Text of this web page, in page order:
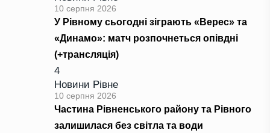
10 серпня 2026
У Рівному сьогодні зіграють «Верес» та
«Динамо»: матч розпочнеться опівдні
(+трансляція)
4
Новини Рівне
10 серпня 2026
Частина Рівненського району та Рівного
залишилася без світла та води